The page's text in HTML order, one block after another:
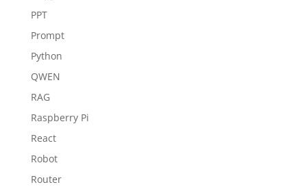
PPT
Prompt
Python
QWEN
RAG
Raspberry Pi
React
Robot
Router